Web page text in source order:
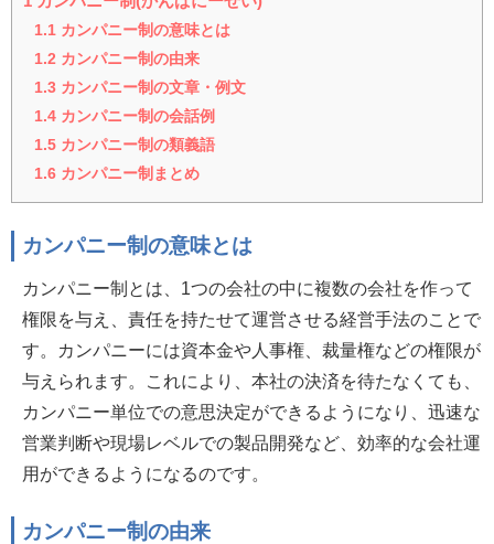
1.1 カンパニー制の意味とは
1.2 カンパニー制の由来
1.3 カンパニー制の文章・例文
1.4 カンパニー制の会話例
1.5 カンパニー制の類義語
1.6 カンパニー制まとめ
カンパニー制の意味とは
カンパニー制とは、1つの会社の中に複数の会社を作って
権限を与え、責任を持たせて運営させる経営手法のことで
す。カンパニーには資本金や人事権、裁量権などの権限が
与えられます。これにより、本社の決済を待たなくても、
カンパニー単位での意思決定ができるようになり、迅速な
営業判断や現場レベルでの製品開発など、効率的な会社運
用ができるようになるのです。
カンパニー制の由来